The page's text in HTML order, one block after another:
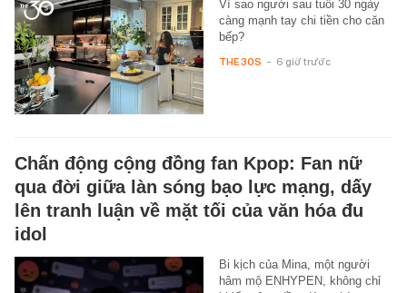
Vì sao người sau tuổi 30 ngày
càng mạnh tay chi tiền cho căn
bếp?
THE 30S - 6 giờ trước
Chấn động cộng đồng fan Kpop: Fan nữ
qua đời giữa làn sóng bạo lực mạng, dấy
lên tranh luận về mặt tối của văn hóa đu
idol
Bi kịch của Mina, một người
hâm mộ ENHYPEN, không chỉ